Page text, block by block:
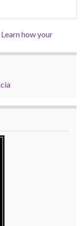
Learn how your